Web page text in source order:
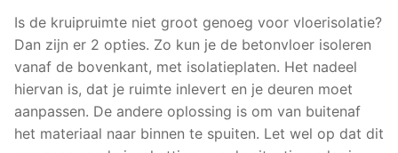
Is de kruipruimte niet groot genoeg voor vloerisolatie?
Dan zijn er 2 opties. Zo kun je de betonvloer isoleren
vanaf de bovenkant, met isolatieplaten. Het nadeel
hiervan is, dat je ruimte inlevert en je deuren moet
aanpassen. De andere oplossing is om van buitenaf
het materiaal naar binnen te spuiten. Let wel op dat dit